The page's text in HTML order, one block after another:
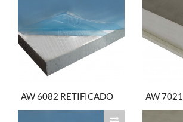
AW 6082 RETIFICADO AW 7021